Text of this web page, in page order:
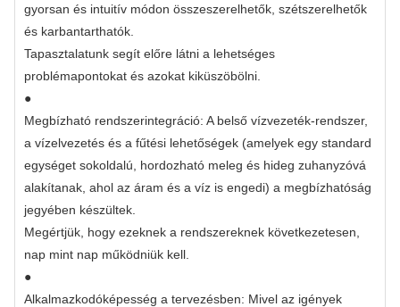
gyorsan és intuitív módon összeszerelhetők, szétszerelhetők
és karbantarthatók.
Tapasztalatunk segít előre látni a lehetséges
problémapontokat és azokat kiküszöbölni.
●
Megbízható rendszerintegráció: A belső vízvezeték-rendszer,
a vízelvezetés és a fűtési lehetőségek (amelyek egy standard
egységet sokoldalú, hordozható meleg és hideg zuhanyzóvá
alakítanak, ahol az áram és a víz is engedi) a megbízhatóság
jegyében készültek.
Megértjük, hogy ezeknek a rendszereknek következetesen,
nap mint nap működniük kell.
●
Alkalmazkodóképesség a tervezésben: Mivel az igények